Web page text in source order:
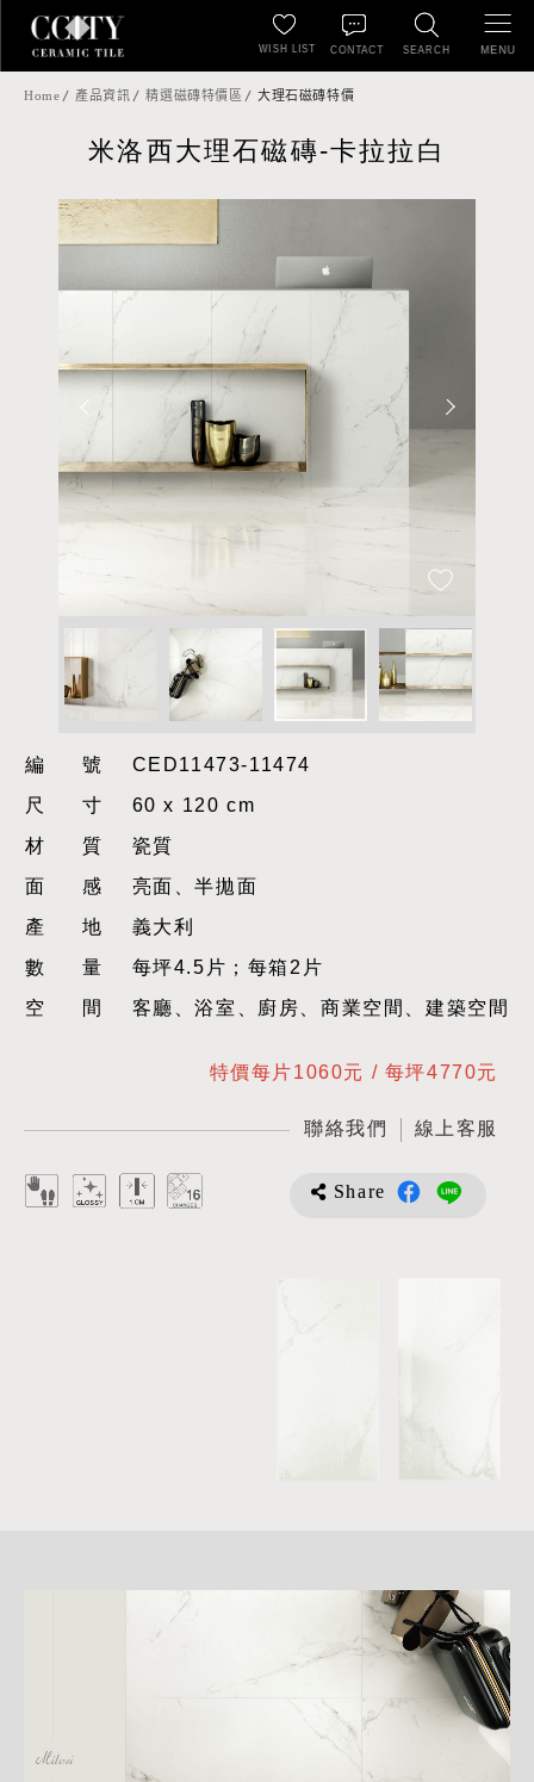
SEARCH
WISH LIST CONTACT MENU
Home 產品資訊 精選磁磚特價區 大理石磁磚特價
米洛西大理石磁磚-卡拉拉白
編號CED11473-11474
尺寸60 x 120 cm
材質瓷質
面感亮面、半拋面
產地義大利
數量每坪4.5片；每箱2片
空間客廳、浴室、廚房、商業空間、建築空間
特價每片1060元 / 每坪4770元
聯絡我們 線上客服
Share